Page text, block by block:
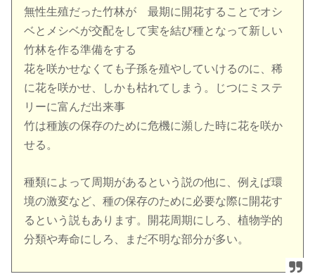
無性生殖だった竹林が 最期に開花することでオシ
ベとメシベが交配をして実を結び種となって新しい
竹林を作る準備をする
花を咲かせなくても子孫を殖やしていけるのに、稀
に花を咲かせ、しかも枯れてしまう。じつにミステ
リーに富んだ出来事
竹は種族の保存のために危機に瀕した時に花を咲か
せる。
種類によって周期があるという説の他に、例えば環
境の激変など、種の保存のために必要な際に開花す
るという説もあります。開花周期にしろ、植物学的
分類や寿命にしろ、まだ不明な部分が多い。